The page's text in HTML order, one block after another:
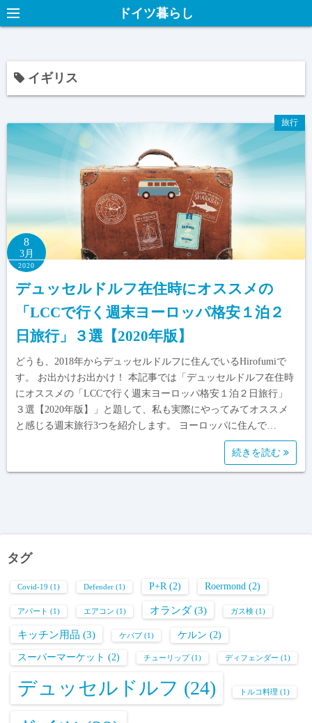
ドイツ暮らし
イギリス
旅行
8
3月
2020
デュッセルドルフ在住時にオススメの
「LCCで行く週末ヨーロッパ格安１泊２
日旅行」３選【2020年版】
どうも、2018年からデュッセルドルフに住んでいるHirofumiで
す。 お出かけお出かけ！ 本記事では「デュッセルドルフ在住時
にオススメの「LCCで行く週末ヨーロッパ格安１泊２日旅行」
３選【2020年版】」と題して、私も実際にやってみてオススメ
と感じる週末旅行3つを紹介します。 ヨーロッパに住んで…
続きを読む
タグ
Covid-19 (1) Defender (1) P+R(2) Roermond (2)
アパート (1) エアコン (1) オランダ(3) ガス検 (1)
キッチン用品 (3) ケバブ (1) ケルン (2)
スーパーマーケット (2) チューリップ(1) ディフェンダー (1)
デュッセルドルフ (24) トルコ料理 (1)